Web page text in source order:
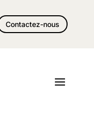
Contactez-nous